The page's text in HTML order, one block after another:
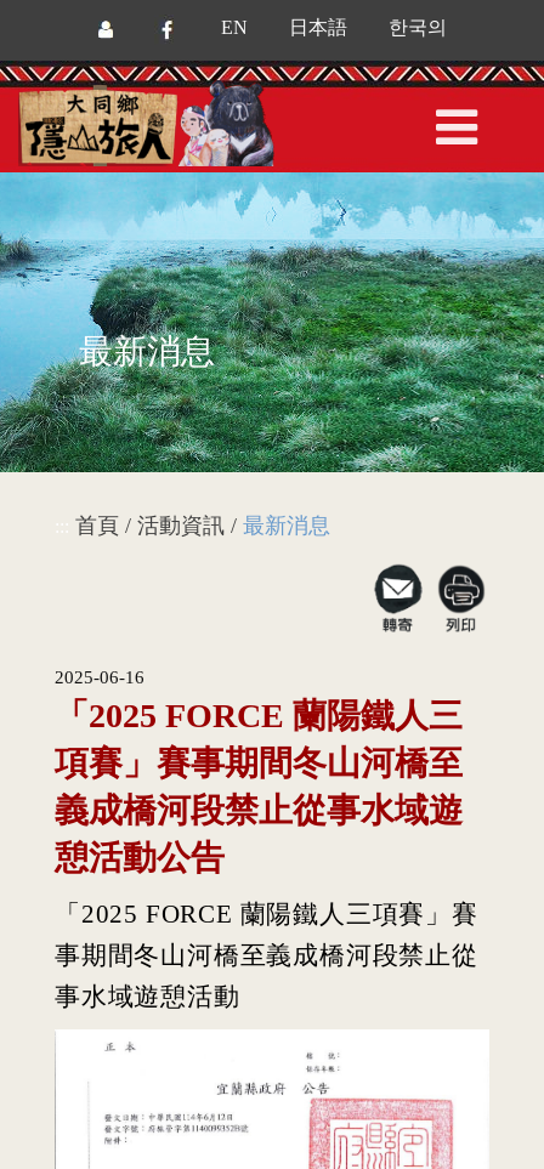
EN 日本語 한국의
最新消息
首頁 / 活動資訊 / 最新消息
2025-06-16
「2025 FORCE 蘭陽鐵人三
項賽」賽事期間冬山河橋至
義成橋河段禁止從事水域遊
憩活動公告
「2025 FORCE 蘭陽鐵人三項賽」賽
事期間冬山河橋至義成橋河段禁止從
事水域遊憩活動